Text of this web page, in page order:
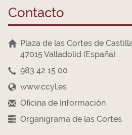
Contacto
Plaza de las Cortes de
47015 Valladolid (España)
983 42 15 00
www.ccyl.es
Oficina de Información
Organigrama de las Cortes